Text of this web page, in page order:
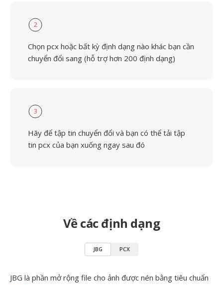
2
Chọn pcx hoặc bất kỳ định dạng nào khác bạn cần
chuyển đổi sang (hỗ trợ hơn 200 định dạng)
3
Hãy để tập tin chuyển đổi và bạn có thể tải tập
tin pcx của bạn xuống ngay sau đó
Về các định dạng
JBG PCX
JBG là phần mở rộng file cho ảnh được nén bằng tiêu chuẩn